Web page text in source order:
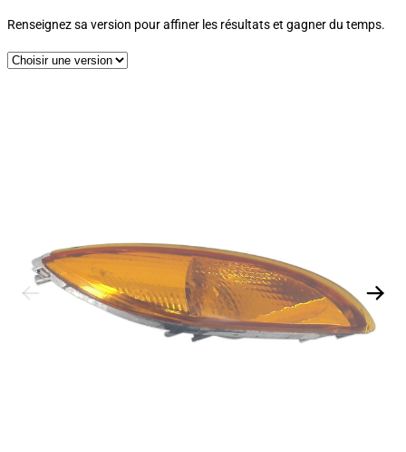
Renseignez sa version pour affiner les résultats et gagner du temps.